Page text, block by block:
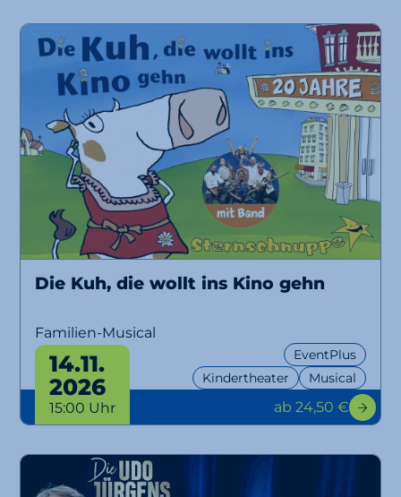
Die Kuh, die wollt ins Kino gehn
Familien-Musical
Kindertheater Musical
EventPlus
14.11.
2026
15:00 Uhr ab 24,50 €